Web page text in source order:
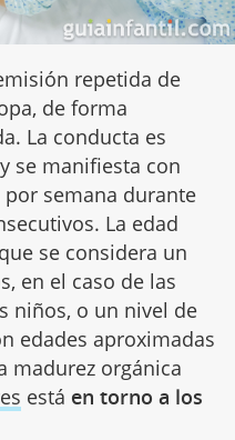
repetida de
de forma
La conducta es
se manifiesta con
por semana durante
La edad
se considera un
en el caso de las
niños, o un nivel de
edades aproximadas
madurez orgánica
está en torno a los